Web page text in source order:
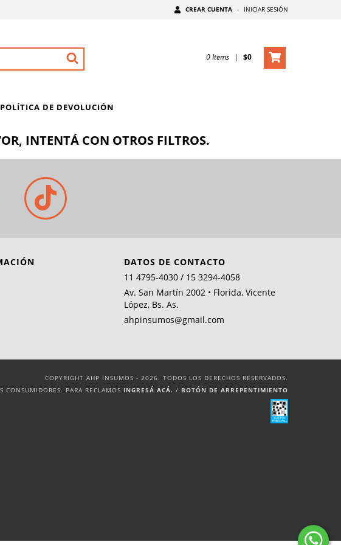
CREAR CUENTA - INICIAR SESIÓN
0Items | $0
POLÍTICA DE DEVOLUCIÓN
INTENTÁ CON OTROS FILTROS.
DATOS DE CONTACTO
11 4795-4030 / 15 3294-4058
Av. San Martín 2002 • Florida, Vicente
López, Bs. As.
ahpinsumos@gmail.com
COPYRIGHT AHP INSUMOS - 2026. TODOS LOS DERECHOS RESERVADOS.
CONSUMIDORES. PARA RECLAMOS INGRESÁ ACÁ. / BOTÓN DE ARREPENTIMIENTO